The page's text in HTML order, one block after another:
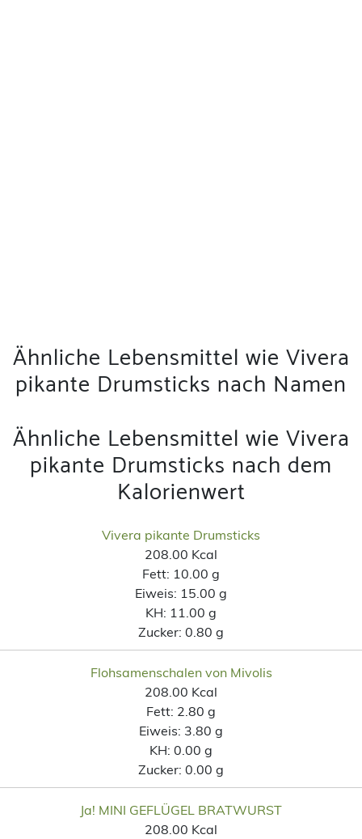
Ähnliche Lebensmittel wie Vivera
pikante Drumsticks nach Namen
Ähnliche Lebensmittel wie Vivera
pikante Drumsticks nach dem
Kalorienwert
Vivera pikante Drumsticks
208.00 Kcal
Fett: 10.00 g
Eiweis: 15.00 g
KH: 11.00 g
Zucker: 0.80 g
Flohsamenschalen von Mivolis
208.00 Kcal
Fett: 2.80 g
Eiweis: 3.80 g
KH: 0.00 g
Zucker: 0.00 g
Ja! MINI GEFLÜGEL BRATWURST
208.00 Kcal